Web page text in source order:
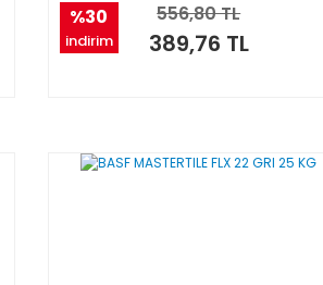
%30
indirim
556,80 TL
389,76 TL